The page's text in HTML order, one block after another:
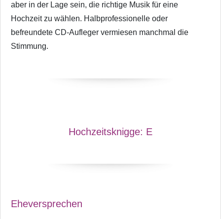
aber in der Lage sein, die richtige Musik für eine
Hochzeit zu wählen. Halbprofessionelle oder
befreundete CD-Aufleger vermiesen manchmal die
Stimmung.
Hochzeitsknigge: E
Eheversprechen